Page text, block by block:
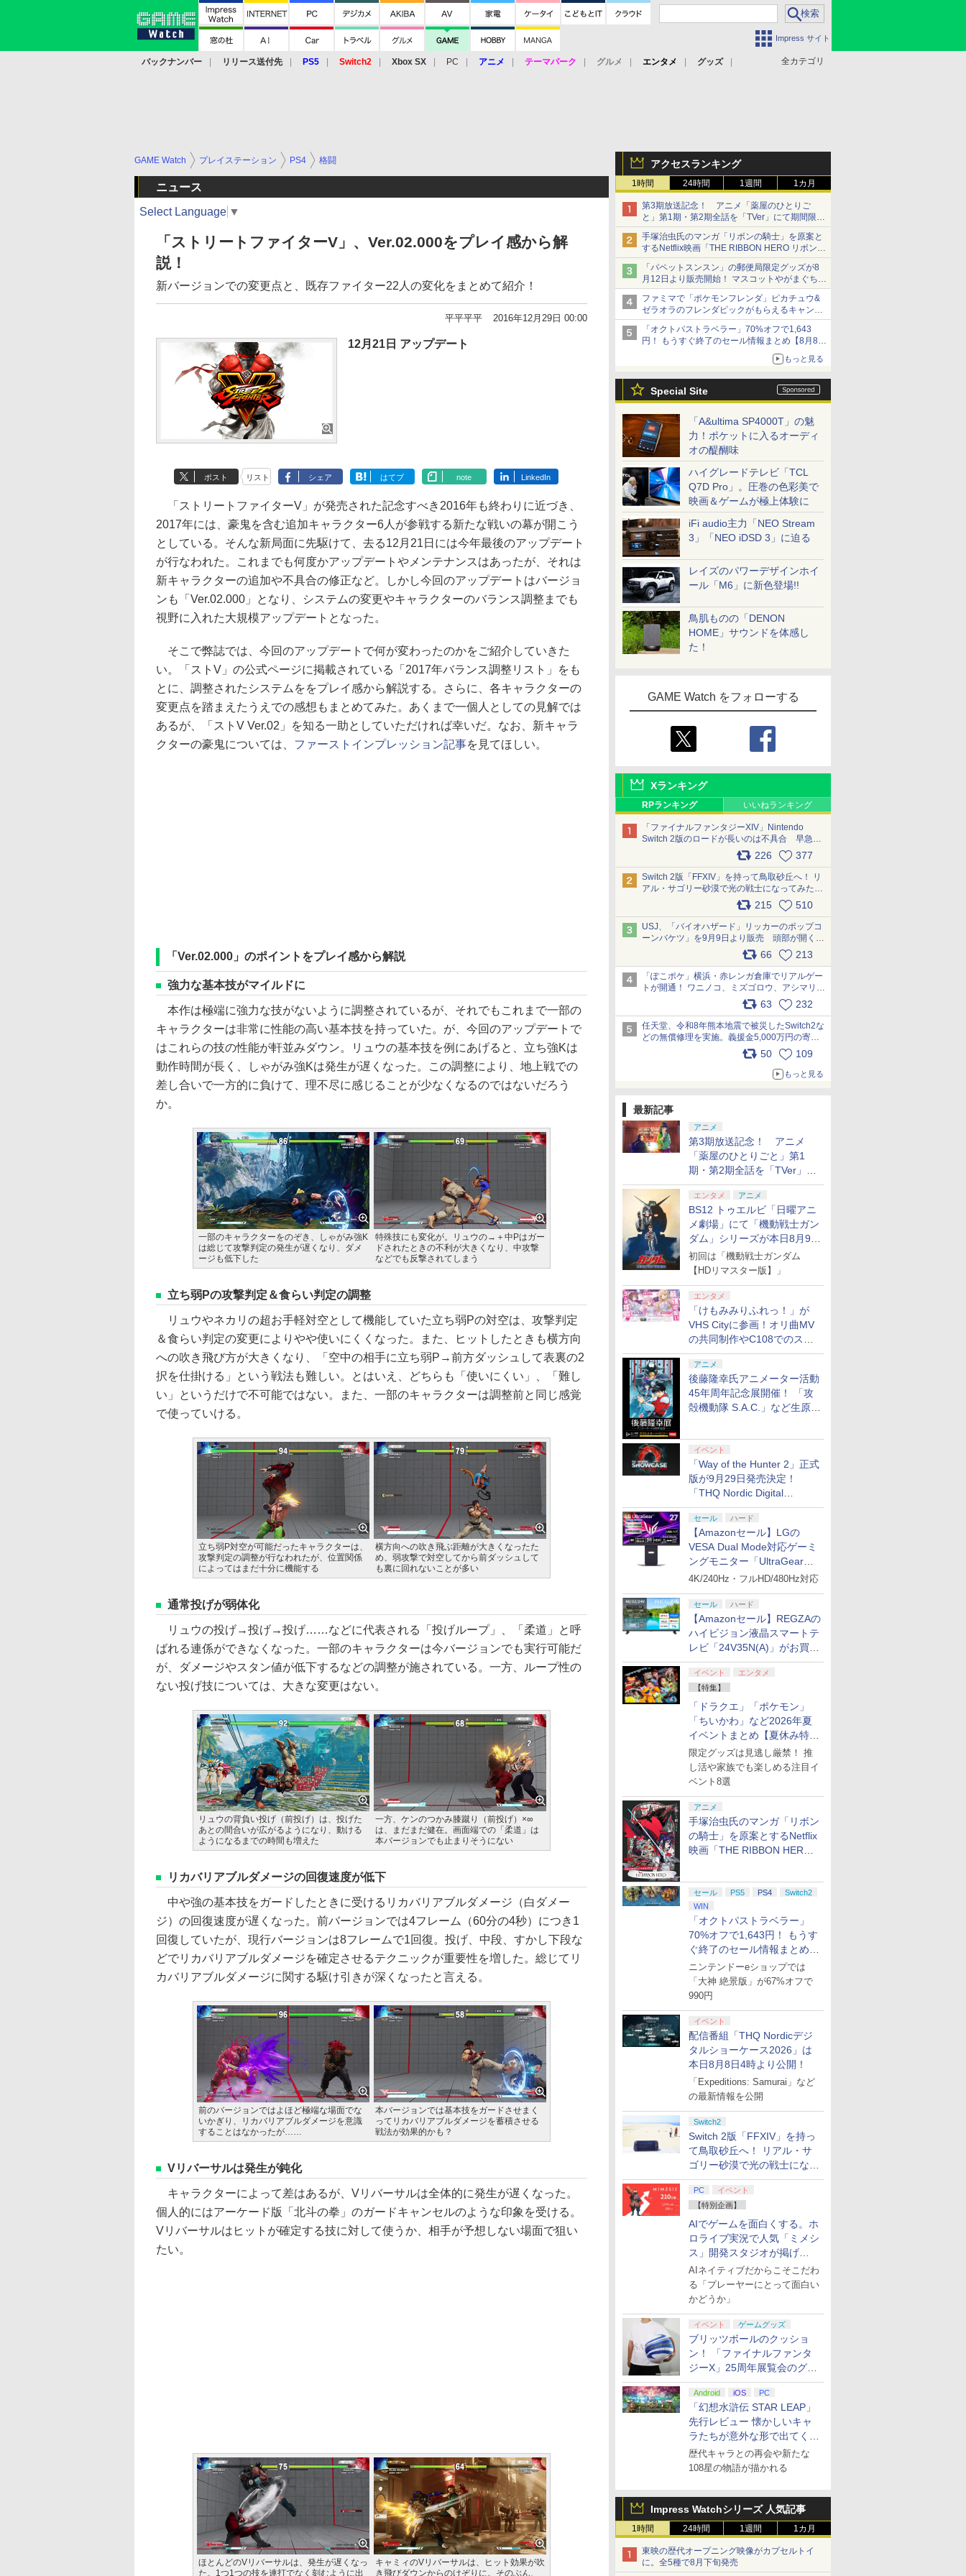
Impress サイト
全カテゴリ
バックナンバー リリース送付先 PS5 Switch2 Xbox SX PC アニメ テーマパーク グルメ エンタメ
グッズ
アクセスランキング
1時間 24時間 1週間 1カ月
第3期放送記念！ アニメ「薬屋のひとりご
と」第1期・第2期全話を「TVer」にて期間限定
で順次無料配信開始
手塚治虫氏のマンガ「リボンの騎士」を原案と
するNetflix映画「THE RIBBON HERO リボンヒ
ーロー」本日配信開始
「パペットスンスン」の郵便局限定グッズが8
月12日より販売開始！ マスコットやがまぐち、
レターセットなどが登場
ファミマで「ポケモンフレンダ」ピカチュウ&
ゼラオラのフレンダピックがもらえるキャンペ
ーン開催！
「オクトパストラベラー」70%オフで1,643
円！ もうすぐ終了のセール情報まとめ【8月8日
ニンテンドーeショップでは「大神 絶景版」が
もっと見る
Special Site
「A&ultima SP4000T」の魅
力！ポケットに入るオーディ
オの醍醐味
ハイグレードテレビ「TCL
Q7D Pro」。圧巻の色彩美で
映画＆ゲームが極上体験に
iFi audio主力「NEO Stream
3」「NEO iDSD 3」に迫る
レイズのパワーデザインホイ
ール「M6」に新色登場!!
鳥肌ものの「DENON
HOME」サウンドを体感し
た！
GAME Watch をフォローする
Xランキング
RPランキング いいねランキング
「ファイナルファンタジーXIV」Nintendo
Switch 2版のロードが長いのは不具合 早急に
アップデートできるよう対応中226 377
Switch 2版「FFXIV」を持って鳥取砂丘へ！ リ
アル・サゴリー砂漠で光の戦士になってみた
215 510
USJ、「バイオハザード」リッカーのポップコ
ーンバケツ」を9月9日より販売 頭部が開く仕
組み。味は恐怖を堪のう「味噌フレーバー」
66 213
「ぽこポケ」横浜・赤レンガ倉庫でリアルゲー
トが開通！ ワニノコ、ミズゴロウ、アシマリ登
場シーンをレポート pic.x.com/LDgEByVl6D
63 232
任天堂、令和8年熊本地震で被災したSwitch2な
どの無償修理を実施。義援金5,000万円の寄付
も発表 pic.x.com/BAYsMfUfUC
50 109
もっと見る
最新記事
アニメ
第3期放送記念！ アニメ
「薬屋のひとりごと」第1
期・第2期全話を「TVer」に
て期間限定で順次無料配信開
始エンタメ アニメ
BS12 トゥエルビ「日曜アニ
メ劇場」にて「機動戦士ガン
ダム」シリーズが本日8月9日
から8週連続で放送
初回は「機動戦士ガンダム
【HDリマスター版】」
エンタメ
「けもみみりふれっ！」が
VHS Cityに参画！オリ曲MV
の共同制作やC108でのスペ
シャルコラボ広告を掲出
アニメ
後藤隆幸氏アニメーター活動
45年周年記念展開催！ 「攻
殻機動隊 S.A.C.」など生原
イベント
「Way of the Hunter 2」正式
版が9月29日発売決定！
「THQ Nordic Digital
Showcase 2026」まとめ
セール ハード
【Amazonセール】LGの
VESA Dual Mode対応ゲーミ
ングモニター「UltraGear
27G850A-B」がお買い得！
4K/240Hz・フルHD/480Hz対応
セール ハード
【Amazonセール】REGZAの
ハイビジョン液晶スマートテ
レビ「24V35N(A)」がお買い
得！
イベント
エンタメ
【特集】
「ドラクエ」「ポケモン」
「ちいかわ」など2026年夏
イベントまとめ【夏休み特
集】
限定グッズは見逃し厳禁！ 推
し活や家族でも楽しめる注目イ
ベント8選
アニメ
手塚治虫氏のマンガ「リボン
の騎士」を原案とするNetflix
映画「THE RIBBON HERO
セール PS5 PS4
Switch2
WIN
「オクトパストラベラー」
70%オフで1,643円！ もうす
ぐ終了のセール情報まとめ
【8月8日更新】
ニンテンドーeショップでは
「大神 絶景版」が67%オフで
990円
イベント
配信番組「THQ Nordicデジ
タルショーケース2026」は
本日8月8日4時より公開！
「Expeditions: Samurai」など
の最新情報を公開
Switch2
Switch 2版「FFXIV」を持っ
て鳥取砂丘へ！ リアル・サ
ゴリー砂漠で光の戦士になっ
てみた
PC
イベント
【特別企画】
AIでゲームを面白くする。ホ
ロライブ実況で人気「ミメシ
ス」開発スタジオが掲げ
る“AI活用の信念”とは？【講
演レポート】
AIネイティブだからこそこだわ
る「プレーヤーにとって面白い
かどうか」
イベント ゲームグッズ
ブリッツボールのクッショ
ン！ 「ファイナルファンタ
ジーX」25周年展覧会のグッ
ズ情報が公開
Android iOS PC
「幻想水滸伝 STAR LEAP」
先行レビュー 懐かしいキャ
ラたちが意外な形で出てくる
シリーズ完全新作！
歴代キャラとの再会や新たな
108星の物語が描かれる
Impress Watchシリーズ 人気記事
1時間 24時間 1週間 1カ月
東映の歴代オープニング映像がカプセルトイ
に。全5種で8月下旬発売
GAME Watch プレイステーション PS4 格闘
ニュース
Select Language ▼
「ストリートファイターV」、Ver.02.000をプレイ感から解
説！
新バージョンでの変更点と、既存ファイター22人の変化をまとめて紹介！
平平平平 2016年12月29日 00:00
12月21日 アップデート
ポスト リスト シェア はてブ note LinkedIn
「ストリートファイターV」が発売された記念すべき2016年も終わりに近づき、
2017年には、豪鬼を含む追加キャラクター6人が参戦する新たな戦いの幕が開こう
としている。そんな新局面に先駆けて、去る12月21日には今年最後のアップデート
が行なわれた。これまでも何度かアップデートやメンテナンスはあったが、それは
新キャラクターの追加や不具合の修正など。しかし今回のアップデートはバージョ
ンも「Ver.02.000」となり、システムの変更やキャラクターのバランス調整までも
視野に入れた大規模アップデートとなった。
そこで弊誌では、今回のアップデートで何が変わったのかをご紹介していきた
い。「ストV」の公式ページに掲載されている「2017年バランス調整リスト」をも
とに、調整されたシステムををプレイ感から解説する。さらに、各キャラクターの
変更点を踏まえたうえでの感想もまとめてみた。あくまで一個人としての見解では
あるが、「ストV Ver.02」を知る一助としていただければ幸いだ。なお、新キャラ
クターの豪鬼については、 ファーストインプレッション記事を見てほしい。
「Ver.02.000」のポイントをプレイ感から解説
強力な基本技がマイルドに
本作は極端に強力な技がないように調整されているが、それでもこれまで一部の
キャラクターは非常に性能の高い基本技を持っていた。が、今回のアップデートで
はこれらの技の性能が軒並みダウン。リュウの基本技を例にあげると、立ち強Kは
動作時間が長く、しゃがみ強Kは発生が遅くなった。この調整により、地上戦での
差し合いで一方的に負けて、理不尽に感じることが少なくなるのではないだろう
か。
一部のキャラクターをのぞき、しゃがみ強K
は総じて攻撃判定の発生が遅くなり、ダメ
ージも低下した
特殊技にも変化が。リュウの→＋中Pはガー
ドされたときの不利が大きくなり、中攻撃
などでも反撃されてしまう
立ち弱Pの攻撃判定＆食らい判定の調整
リュウやネカリの超お手軽対空として機能していた立ち弱Pの対空は、攻撃判定
＆食らい判定の変更によりやや使いにくくなった。また、ヒットしたときも横方向
への吹き飛び方が大きくなり、「空中の相手に立ち弱P→前方ダッシュして表裏の2
択を仕掛ける」という戦法も難しい。とはいえ、どちらも「使いにくい」、「難し
い」というだけで不可能ではない。また、一部のキャラクターは調整前と同じ感覚
で使っていける。
立ち弱P対空が可能だったキャラクターは、
攻撃判定の調整が行なわれたが、位置関係
によってはまだ十分に機能する
横方向への吹き飛ぶ距離が大きくなったた
め、弱攻撃で対空してから前ダッシュして
も裏に回れないことが多い
通常投げが弱体化
リュウの投げ→投げ→投げ……などに代表される「投げループ」、「柔道」と呼
ばれる連係ができなくなった。一部のキャラクターは今バージョンでも実行可能だ
が、ダメージやスタン値が低下するなどの調整が施されている。一方、ループ性の
ない投げ技については、大きな変更はない。
リュウの背負い投げ（前投げ）は、投げた
あとの間合いが広がるようになり、動ける
ようになるまでの時間も増えた
一方、ケンのつかみ膝蹴り（前投げ）×∞
は、まだまだ健在。画面端での「柔道」は
本バージョンでも止まりそうにない
リカバリアブルダメージの回復速度が低下
中や強の基本技をガードしたときに受けるリカバリアブルダメージ（白ダメー
ジ）の回復速度が遅くなった。前バージョンでは4フレーム（60分の4秒）につき1
回復していたが、現行バージョンは8フレームで1回復。投げ、中段、すかし下段な
どでリカバリアブルダメージを確定させるテクニックが重要性を増した。総じてリ
カバリアブルダメージに関する駆け引きが深くなったと言える。
前のバージョンではよほど極端な場面でな
いかぎり、リカバリアブルダメージを意識
することはなかったが……
本バージョンでは基本技をガードさせまく
ってリカバリアブルダメージを蓄積させる
戦法が効果的かも？
Vリバーサルは発生が鈍化
キャラクターによって差はあるが、Vリバーサルは全体的に発生が遅くなった。
個人的にはアーケード版「北斗の拳」のガードキャンセルのような印象を受ける。
Vリバーサルはヒットが確定する技に対して使うか、相手が予想しない場面で狙い
たい。
ほとんどのVリバーサルは、発生が遅くなっ
た。1つ1つの技を連打でなく刻むように出
キャミィのVリバーサルは、ヒット効果が吹
き飛びダウンからのけぞりに。そのぶん、